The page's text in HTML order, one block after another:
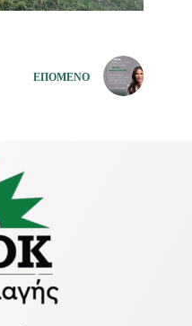
ΕΠΌΜΕΝΟ